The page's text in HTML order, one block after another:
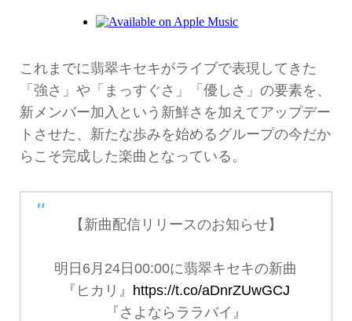
これまでに翡翠キセキがライブで表現してきた
「強さ」や「まっすぐさ」「優しさ」の要素を、
新メンバー加入という新鮮さを加えてアップデー
トさせた、新たな歩みを始めるグループの今だか
らこそ完成した楽曲となっている。
【新曲配信リリースのお知らせ】
明日6月24日00:00に翡翠キセキの新曲
『ヒカリ』 https://t.co/aDnrZUwGCJ
『さよならララバイ』